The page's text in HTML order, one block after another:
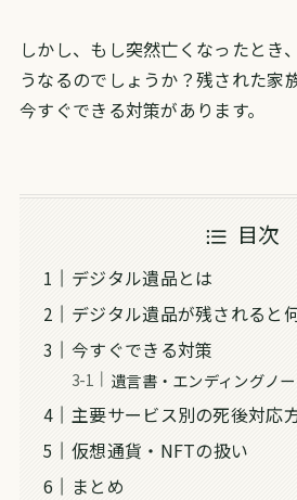
しかし、もし突然亡くなったとき
うなるのでしょうか？残された家
今すぐできる対策があります。
目次
デジタル遺品とは
デジタル遺品が残されると
今すぐできる対策
遺言書・エンディングノ
主要サービス別の死後対応
仮想通貨・NFTの扱い
まとめ